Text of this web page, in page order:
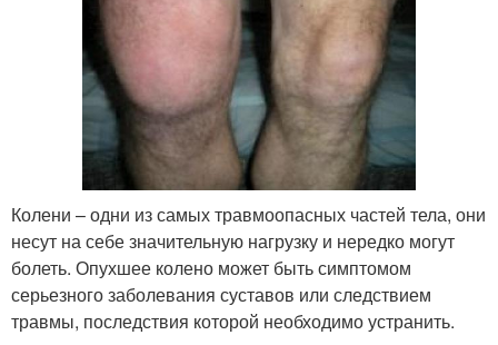
Колени – одни из самых травмоопасных частей тела, они
несут на себе значительную нагрузку и нередко могут
болеть. Опухшее колено может быть симптомом
серьезного заболевания суставов или следствием
травмы, последствия которой необходимо устранить.